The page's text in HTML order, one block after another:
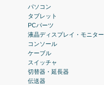
パソコン
タブレット
PCパーツ
液晶ディスプレイ・モニター
コンソール
ケーブル
スイッチャ
切替器・延長器
伝送器